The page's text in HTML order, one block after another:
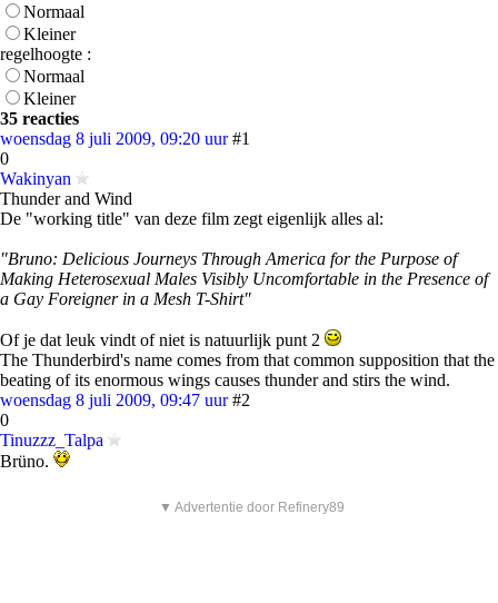
Normaal
Kleiner
regelhoogte :
Normaal
Kleiner
35 reacties
woensdag 8 juli 2009, 09:20 uur #1
0
Wakinyan
Thunder and Wind
De "working title" van deze film zegt eigenlijk alles al:
"Bruno: Delicious Journeys Through America for the Purpose of
Making Heterosexual Males Visibly Uncomfortable in the Presence of
a Gay Foreigner in a Mesh T-Shirt"
Of je dat leuk vindt of niet is natuurlijk punt 2
The Thunderbird's name comes from that common supposition that the
beating of its enormous wings causes thunder and stirs the wind.
woensdag 8 juli 2009, 09:47 uur #2
0
Tinuzzz_Talpa
Brüno.
▼ Advertentie door Refinery89